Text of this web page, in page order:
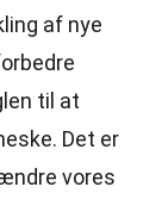
af nye
til at
Det er
vores